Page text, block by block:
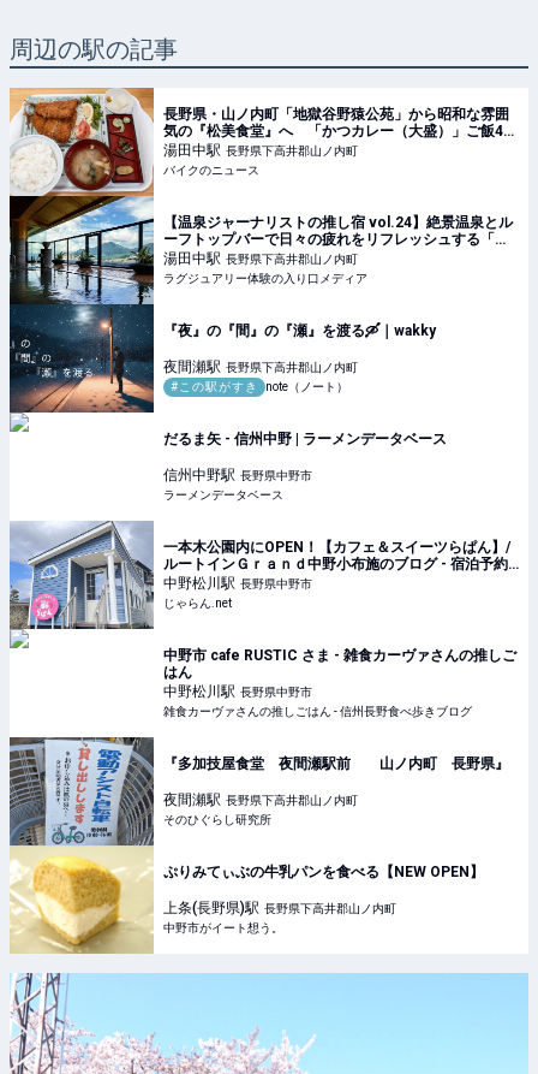
周辺の駅の記事
長野県・山ノ内町「地獄谷野猿公苑」から昭和な雰囲
気の『松美食堂』へ 「かつカレー（大盛）」ご飯4
合!? 「海無し県」で嬉しい誤算!! 美味しいアジフラ
イを求めて走る旅
湯田中駅 長野県下高井郡山ノ内町
バイクのニュース
【温泉ジャーナリストの推し宿 vol.24】絶景温泉とル
ーフトップバーで日々の疲れをリフレッシュする「あ
ぶらや燈千」
湯田中駅 長野県下高井郡山ノ内町
ラグジュアリー体験の入り口メディア
『夜』の『間』の『瀬』を渡る🛶｜wakky
夜間瀬駅 長野県下高井郡山ノ内町
#この駅がすき
note（ノート）
だるま矢 - 信州中野 | ラーメンデータベース
信州中野駅 長野県中野市
ラーメンデータベース
一本木公園内にOPEN！【カフェ＆スイーツらぱん】/
ルートインＧｒａｎｄ中野小布施のブログ - 宿泊予約
は＜じゃらんnet＞
中野松川駅 長野県中野市
じゃらん.net
中野市 cafe RUSTIC さま - 雑食カーヴァさんの推しご
はん
中野松川駅 長野県中野市
雑食カーヴァさんの推しごはん - 信州長野食べ歩きブログ
『多加技屋食堂 夜間瀬駅前 山ノ内町 長野県』
夜間瀬駅 長野県下高井郡山ノ内町
そのひぐらし研究所
ぷりみてぃぶの牛乳パンを食べる【NEW OPEN】
上条(長野県)駅 長野県下高井郡山ノ内町
中野市がイート想う。